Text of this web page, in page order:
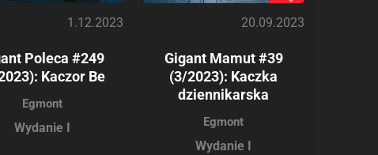
1.12.2023
Poleca #249
Kaczor Be
Egmont
Wydanie I
20.09.2023
Gigant Mamut #39
(3/2023): Kaczka
dziennikarska
Egmont
Wydanie I